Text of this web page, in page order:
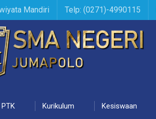
Mandiri Telp: (0271)-4990115
PTK Kurikulum Kesiswaan